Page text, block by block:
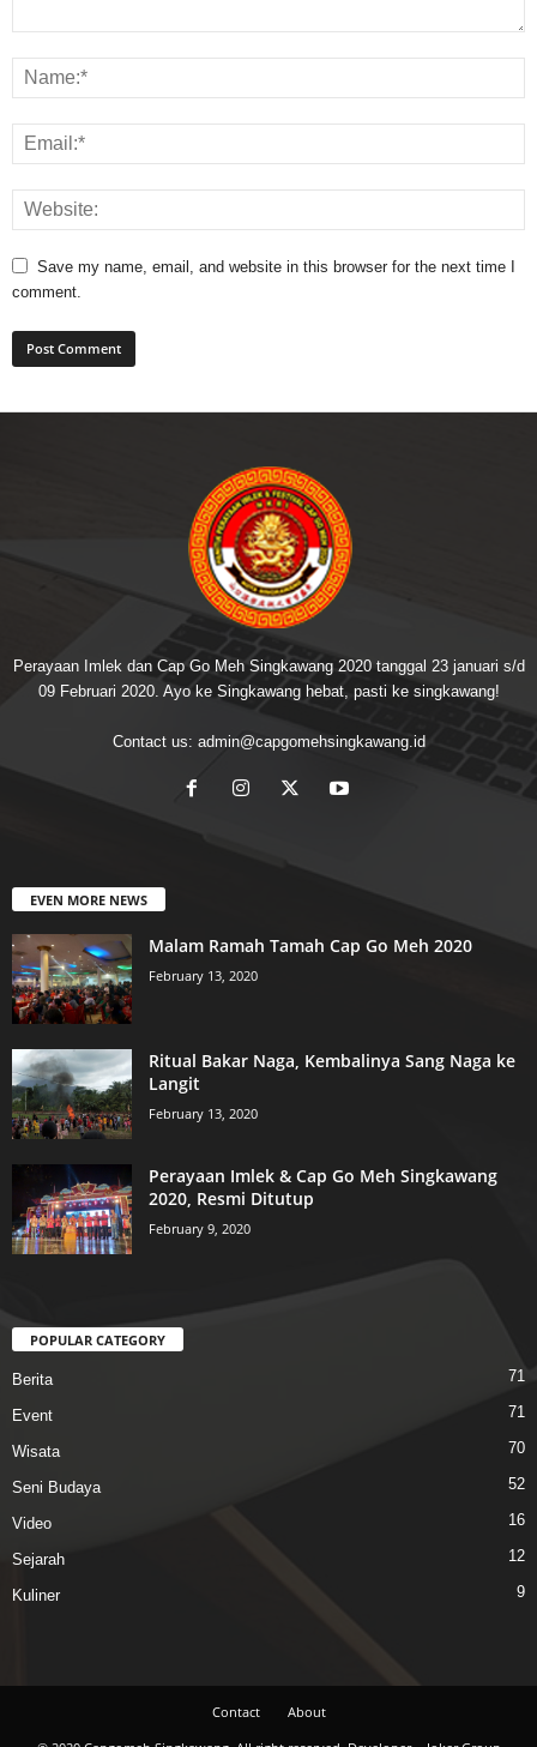
Save my name, email, and website in this browser for the next time I
comment.
Perayaan Imlek dan Cap Go Meh Singkawang 2020 tanggal 23 januari s/d
09 Februari 2020. Ayo ke Singkawang hebat, pasti ke singkawang!
Contact us: admin@capgomehsingkawang.id
EVEN MORE NEWS
Malam Ramah Tamah Cap Go Meh 2020
February 13, 2020
Ritual Bakar Naga, Kembalinya Sang Naga ke
Langit
February 13, 2020
Perayaan Imlek & Cap Go Meh Singkawang
2020, Resmi Ditutup
February 9, 2020
POPULAR CATEGORY
Berita 71
Event 71
Wisata 70
Seni Budaya 52
Video 16
Sejarah 12
Kuliner 9
Contact
About